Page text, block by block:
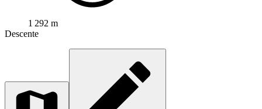
1 292 m
Descente